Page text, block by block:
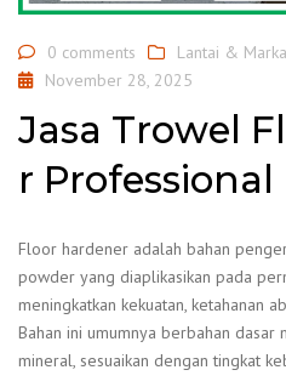
0 comments Lantai &
November 28, 2025
Jasa Trowel
r Professional
Floor hardener adalah bahan
powder yang diaplikasikan pada
meningkatkan kekuatan, ketahanan
Bahan ini umumnya berbahan dasar
mineral, sesuaikan dengan tingkat